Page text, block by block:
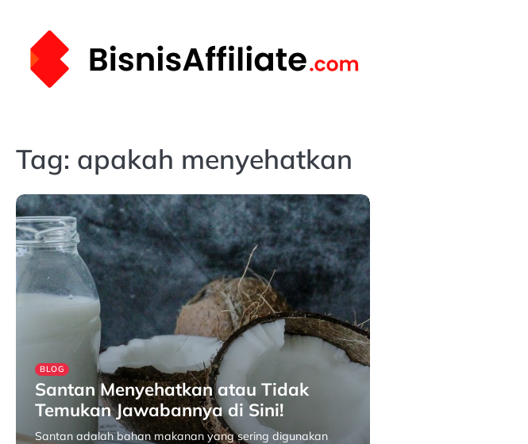
content
Tag: apakah menyehatkan
BLOG
Santan Menyehatkan atau Tidak
Temukan Jawabannya di Sini!
Santan adalah bahan makanan yang sering digunakan